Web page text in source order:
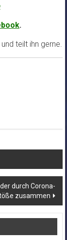
.
teilt ihn gerne.
durch Corona-
zusammen